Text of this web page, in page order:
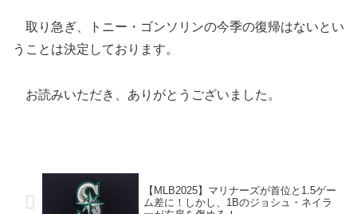
取り急ぎ、トニー・ゴンソリンの今季の復帰はないとい
うことは決定しております。
お読みいただき、ありがとうございました。
【MLB2025】マリナーズが首位と1.5ゲー
ム差に！しかし、1Bのジョシュ・ネイラ